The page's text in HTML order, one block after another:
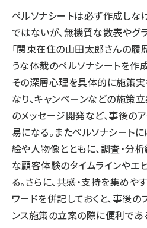
ペルソナシートは必ず作成しな
ではないが、無機質な数表やグ
「関東在住の山田太郎さんの履
うな体裁のペルソナシートを作
その深層心理を具体的に施策実
なり、キャンペーンなどの施策
のメッセージ開発など、事後の
易になる。またペルソナシート
絵や人物像とともに、調査・分
な顧客体験のタイムラインやエ
る。さらに、共感・支持を集め
ワードを併記しておくと、事後の
ンス施策の立案の際に便利であ